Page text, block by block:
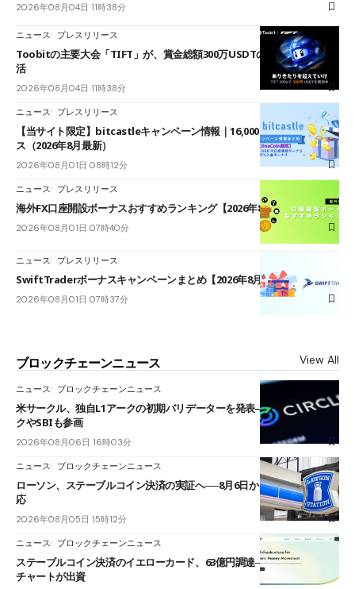
2026年08月04日 11時38分
ニュース プレスリリース
Toobitの主要大会「TIFT」が、賞金総額300万USDTのレースとして復
活
2026年08月04日 11時38分
ニュース プレスリリース
【当サイト限定】bitcastleキャンペーン情報｜16,000円口座開設ボーナ
ス（2026年8月最新）
2026年08月01日 08時12分
ニュース プレスリリース
海外FX口座開設ボーナスおすすめランキング【2026年8月最新】
2026年08月01日 07時40分
ニュース プレスリリース
SwiftTraderボーナスキャンペーンまとめ【2026年8月最新】
2026年08月01日 07時37分
ブロックチェーンニュース View All
ニュース ブロックチェーンニュース
米サークル、独自L1アークの初期バリデーターを発表――ブラックロッ
クやSBIも参画
2026年08月06日 16時03分
ニュース ブロックチェーンニュース
ローソン、ステーブルコイン決済の実証へ──8月6日からJPYCやUSDC対
応
2026年08月05日 15時12分
ニュース ブロックチェーンニュース
ステーブルコイン決済のイエローカード、63億円調達──ソニーやスタン
チャートが出資